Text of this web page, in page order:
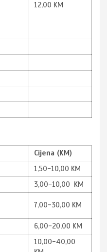
12,00 KM
Cijena (KM)
1,50-10,00 KM
3,00-10,00 KM
7,00-30,00 KM
6,00-20,00 KM
10,00-40,00